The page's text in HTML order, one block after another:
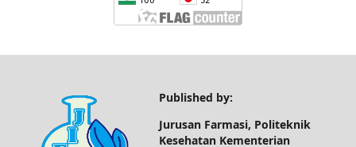
Published by:
Jurusan Farmasi, Politeknik
Kesehatan Kementerian